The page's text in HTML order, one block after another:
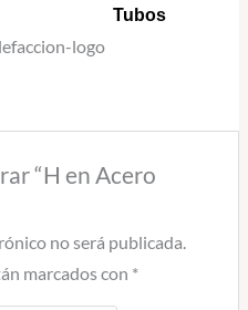
Tubos
“H en Acero
no será publicada.
marcados con *